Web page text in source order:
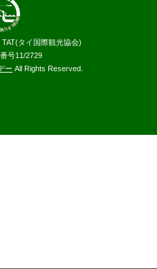
タイ国際観光協会)
号11/2729
ー All Rights Reserved.